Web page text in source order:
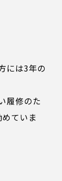
には3年の
履修のた
ていま